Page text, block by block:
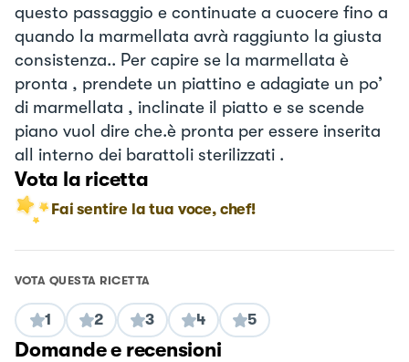
questo passaggio e continuate a cuocere fino a
quando la marmellata avrà raggiunto la giusta
consistenza.. Per capire se la marmellata è
pronta , prendete un piattino e adagiate un po’
di marmellata , inclinate il piatto e se scende
piano vuol dire che.è pronta per essere inserita
all interno dei barattoli sterilizzati .
Vota la ricetta
Fai sentire la tua voce, chef!
VOTA QUESTA RICETTA
1 2 3 4 5
Domande e recensioni